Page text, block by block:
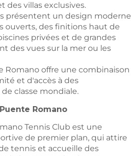
des villas exclusives.
présentent un design moderne
ouverts, des finitions haut de
privées et de grandes
des vues sur la mer ou les
Romano offre une combinaison
et d'accès à des
classe mondiale.
Romano
Tennis Club est une
de premier plan, qui attire
tennis et accueille des